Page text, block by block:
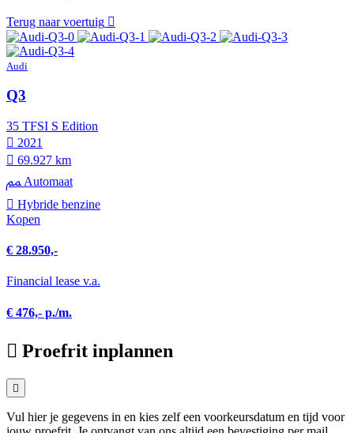
Terug naar voertuig
Audi
Q3
35 TFSI S Edition
2021
69.927 km
Automaat
Hybride benzine
Kopen
€ 28.950,-
Financial lease v.a.
€ 476,- p./m.
Proefrit inplannen
Vul hier je gegevens in en kies zelf een voorkeursdatum en tijd voor